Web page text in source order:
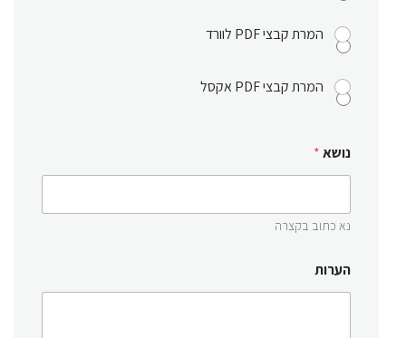
המרת קבצי PDF לוורד
המרת קבצי PDF אקסל
נושא*
נא כתוב בקצרה
הערות